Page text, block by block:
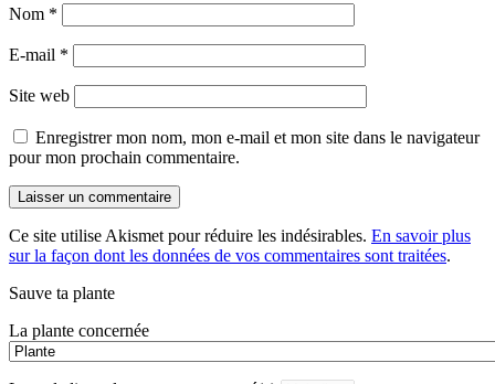
Nom *
E-mail *
Site web
Enregistrer mon nom, mon e-mail et mon site dans le navigateur
pour mon prochain commentaire.
Ce site utilise Akismet pour réduire les indésirables. En savoir plus
sur la façon dont les données de vos commentaires sont traitées.
Sauve ta plante
La plante concernée